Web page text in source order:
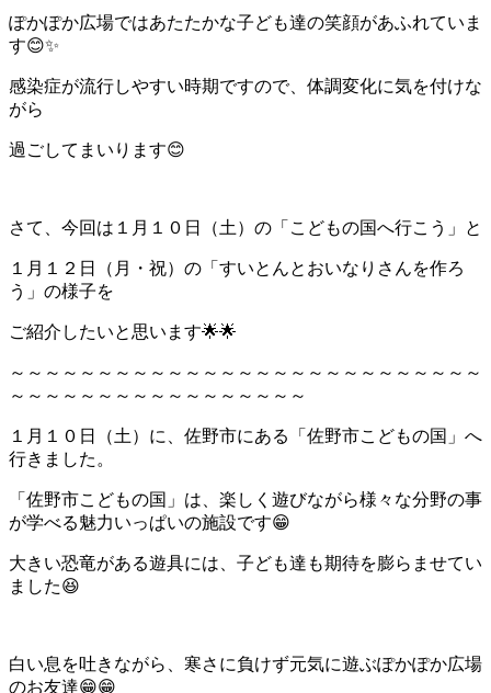
ぽかぽか広場ではあたたかな子ども達の笑顔があふれていま
す😊✨
感染症が流行しやすい時期ですので、体調変化に気を付けな
がら
過ごしてまいります😊
さて、今回は１月１０日（土）の「こどもの国へ行こう」と
１月１２日（月・祝）の「すいとんとおいなりさんを作ろ
う」の様子を
ご紹介したいと思います🌟🌟
～～～～～～～～～～～～～～～～～～～～～～～～～～～
～～～～～～～～～～～～～～～～～
１月１０日（土）に、佐野市にある「佐野市こどもの国」へ
行きました。
「佐野市こどもの国」は、楽しく遊びながら様々な分野の事
が学べる魅力いっぱいの施設です😁
大きい恐竜がある遊具には、子ども達も期待を膨らませてい
ました😆
白い息を吐きながら、寒さに負けず元気に遊ぶぽかぽか広場
のお友達😁😁